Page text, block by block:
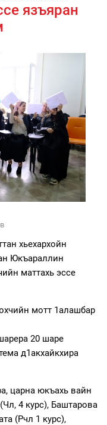
язъяран
хьехархойн
Юкъараллин
маттахь эссе
мотт 1алашбар
20 шаре
д1акхайкхира
царна юкъахь вайн
4 курс), Баштарова
(Рчл 1 курс),